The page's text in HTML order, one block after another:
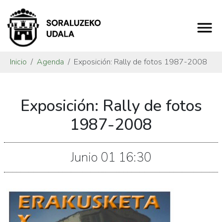
Inicio Agenda Exposición: Rally de fotos 1987-2008
rally-
1987-
Exposición:
fotos
Exposición: Rally de fotos
1987-2008
Junio 01 16:30